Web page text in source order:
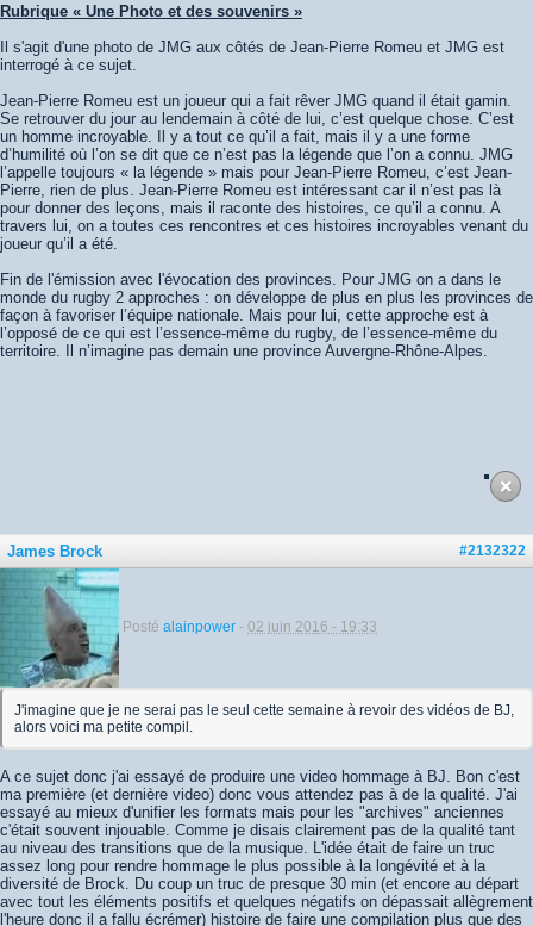
Rubrique « Une Photo et des souvenirs »
Il s'agit d'une photo de JMG aux côtés de Jean-Pierre Romeu et JMG est
interrogé à ce sujet.
Jean-Pierre Romeu est un joueur qui a fait rêver JMG quand il était gamin.
Se retrouver du jour au lendemain à côté de lui, c’est quelque chose. C’est
un homme incroyable. Il y a tout ce qu’il a fait, mais il y a une forme
d’humilité où l’on se dit que ce n’est pas la légende que l’on a connu. JMG
l’appelle toujours « la légende » mais pour Jean-Pierre Romeu, c’est Jean-
Pierre, rien de plus. Jean-Pierre Romeu est intéressant car il n’est pas là
pour donner des leçons, mais il raconte des histoires, ce qu’il a connu. A
travers lui, on a toutes ces rencontres et ces histoires incroyables venant du
joueur qu’il a été.
Fin de l'émission avec l'évocation des provinces. Pour JMG on a dans le
monde du rugby 2 approches : on développe de plus en plus les provinces de
façon à favoriser l’équipe nationale. Mais pour lui, cette approche est à
l’opposé de ce qui est l’essence-même du rugby, de l’essence-même du
territoire. Il n’imagine pas demain une province Auvergne-Rhône-Alpes.
#2132322
James Brock
Posté alainpower - 02 juin 2016 - 19:33
J'imagine que je ne serai pas le seul cette semaine à revoir des vidéos de BJ,
alors voici ma petite compil.
A ce sujet donc j'ai essayé de produire une video hommage à BJ. Bon c'est
ma première (et dernière video) donc vous attendez pas à de la qualité. J'ai
essayé au mieux d'unifier les formats mais pour les "archives" anciennes
c'était souvent injouable. Comme je disais clairement pas de la qualité tant
au niveau des transitions que de la musique. L'idée était de faire un truc
assez long pour rendre hommage le plus possible à la longévité et à la
diversité de Brock. Du coup un truc de presque 30 min (et encore au départ
avec tout les éléments positifs et quelques négatifs on dépassait allègrement
l'heure donc il a fallu écrémer) histoire de faire une compilation plus que des